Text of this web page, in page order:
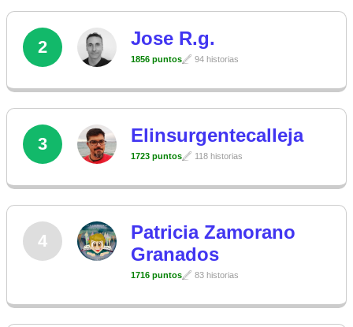
2 Jose R.g.
1856 puntos 94 historias
3 Elinsurgentecalleja
1723 puntos 118 historias
4
Patricia Zamorano
Granados
1716 puntos 83 historias